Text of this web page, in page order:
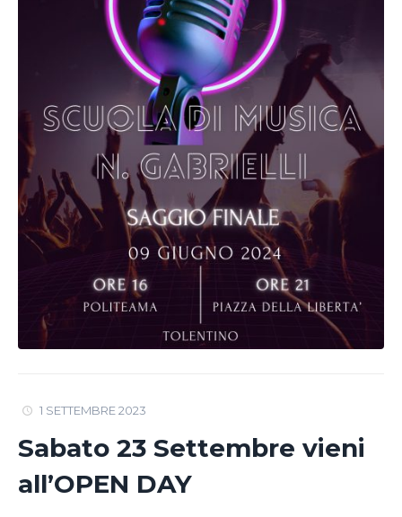
1 SETTEMBRE 2023
Sabato 23 Settembre vieni
all’OPEN DAY